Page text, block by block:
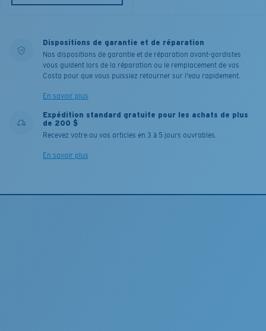
Dispositions de garantie et de réparation
Nos dispositions de garantie et de réparation avant-gardistes
vous guident lors de la réparation ou le remplacement de vos
Costa pour que vous puissiez retourner sur l'eau rapidement.
En savoir plus
Expédition standard gratuite pour les achats de plus
de 200 $
Recevez votre ou vos articles en 3 à 5 jours ouvrables.
En savoir plus